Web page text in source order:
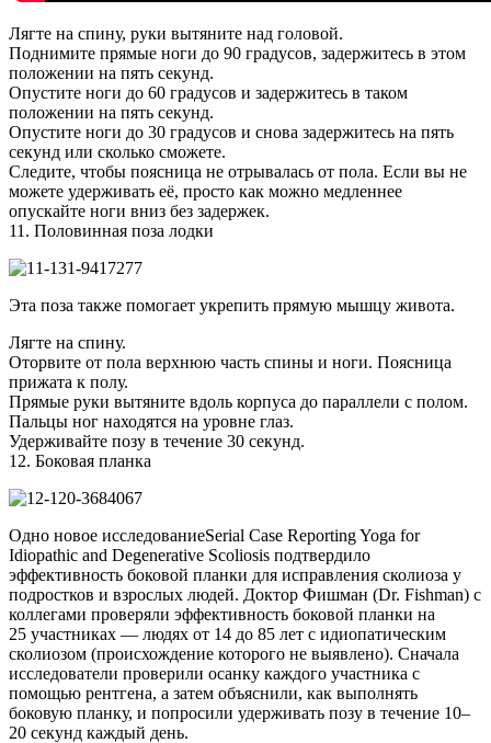
Лягте на спину, руки вытяните над головой.
Поднимите прямые ноги до 90 градусов, задержитесь в этом
положении на пять секунд.
Опустите ноги до 60 градусов и задержитесь в таком
положении на пять секунд.
Опустите ноги до 30 градусов и снова задержитесь на пять
секунд или сколько сможете.
Следите, чтобы поясница не отрывалась от пола. Если вы не
можете удерживать её, просто как можно медленнее
опускайте ноги вниз без задержек.
11. Половинная поза лодки
Эта поза также помогает укрепить прямую мышцу живота.
Лягте на спину.
Оторвите от пола верхнюю часть спины и ноги. Поясница
прижата к полу.
Прямые руки вытяните вдоль корпуса до параллели с полом.
Пальцы ног находятся на уровне глаз.
Удерживайте позу в течение 30 секунд.
12. Боковая планка
Одно новое исследованиеSerial Case Reporting Yoga for
Idiopathic and Degenerative Scoliosis подтвердило
эффективность боковой планки для исправления сколиоза у
подростков и взрослых людей. Доктор Фишман (Dr. Fishman) с
коллегами проверяли эффективность боковой планки на
25 участниках — людях от 14 до 85 лет с идиопатическим
сколиозом (происхождение которого не выявлено). Сначала
исследователи проверили осанку каждого участника с
помощью рентгена, а затем объяснили, как выполнять
боковую планку, и попросили удерживать позу в течение 10–
20 секунд каждый день.